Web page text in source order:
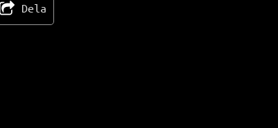
Dela